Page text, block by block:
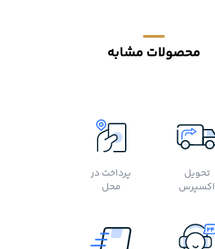
محصولات مشابه
تحویل
اکسپرس
پرداخت در
محل